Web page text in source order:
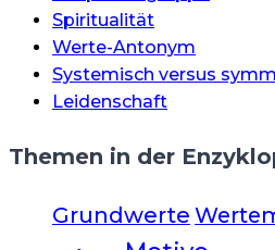
Spiritualität
Werte-Antonym
Systemisch versus
Leidenschaft
Themen in der
Grundwerte